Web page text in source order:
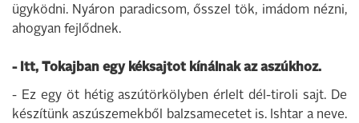
ügyködni. Nyáron paradicsom, ősszel tök, imádom nézni,
ahogyan fejlődnek.
- Itt, Tokajban egy kéksajtot kínálnak az aszúkhoz.
- Ez egy öt hétig aszútörkölyben érlelt dél-tiroli sajt. De
készítünk aszúszemekből balzsamecetet is. Ishtar a neve.